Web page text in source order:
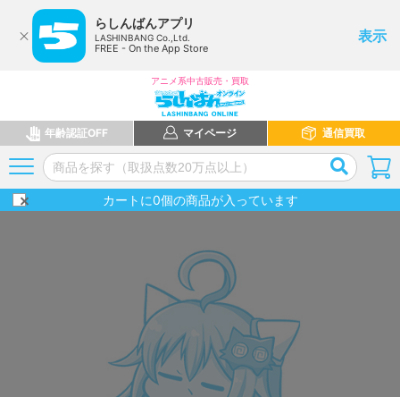
らしんばんアプリ
LASHINBANG Co.,Ltd.
FREE - On the App Store
表示
アニメ系中古販売・買取
年齢認証OFF マイページ 通信買取
カートに0個の商品が入っています